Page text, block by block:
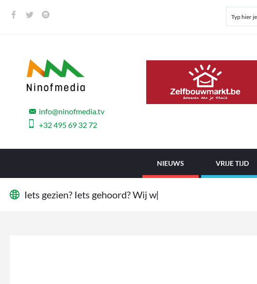
info@ninofmedia.tv
+32 495 69 32 72
NIEUWS VRIJE TIJD
Iets gezien? Iets gehoord?Wij wi